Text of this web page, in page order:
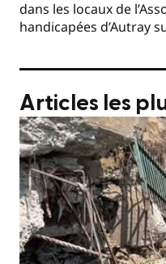
dans les locaux de
handicapées d’Autray
Articles les